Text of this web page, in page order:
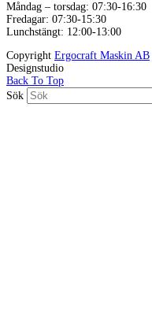
Måndag – torsdag: 07:30-16:30
Fredagar: 07:30-15:30
Lunchstängt: 12:00-13:00
Copyright Ergocraft Maskin AB
Designstudio
Back To Top
Sök